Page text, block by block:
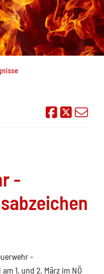
Auf
-
-
1. und 2. März im NÖ